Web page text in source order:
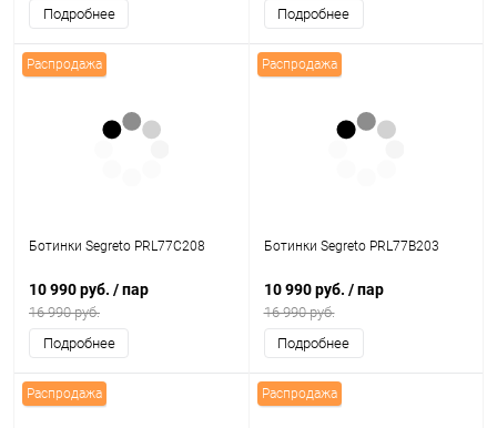
Подробнее
Подробнее
Распродажа
Ботинки Segreto PRL77C208
10 990 руб. / пар
16 990 руб.
Подробнее
Распродажа
Ботинки Segreto PRL77B203
10 990 руб. / пар
16 990 руб.
Подробнее
Распродажа Распродажа